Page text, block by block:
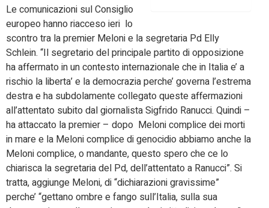
Le comunicazioni sul Consiglio
europeo hanno riacceso ieri lo
scontro tra la premier Meloni e la segretaria Pd Elly
Schlein. “Il segretario del principale partito di opposizione
ha affermato in un contesto internazionale che in Italia e’ a
rischio la liberta’ e la democrazia perche’ governa l’estrema
destra e ha subdolamente collegato queste affermazioni
all’attentato subito dal giornalista Sigfrido Ranucci. Quindi –
ha attaccato la premier – dopo Meloni complice dei morti
in mare e la Meloni complice di genocidio abbiamo anche la
Meloni complice, o mandante, questo spero che ce lo
chiarisca la segretaria del Pd, dell’attentato a Ranucci”. Si
tratta, aggiunge Meloni, di “dichiarazioni gravissime”
perche’ “gettano ombre e fango sull’Italia, sulla sua